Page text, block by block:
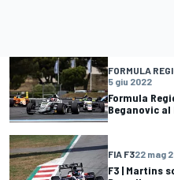
FORMULA
5 giu 2022
Formula
Beganovic al
FIA F322 mag
F3 | Martins